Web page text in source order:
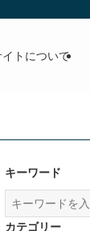
イトについて
キーワード
カテゴリー